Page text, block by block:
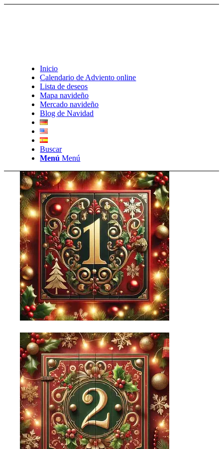
Inicio
Calendario de Adviento online
Lista de deseos
Mapa navideño
Mercado navideño
Blog de Navidad
Buscar
Menú Menú